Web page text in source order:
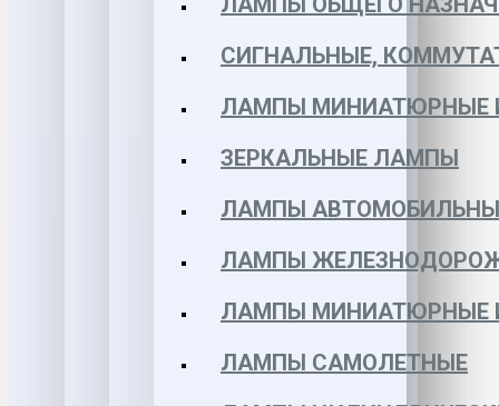
СИГНАЛЬНЫЕ,
ЛАМПЫ МИНИАТЮРНЫЕ
ЗЕРКАЛЬНЫЕ ЛАМПЫ
ЛАМПЫ
ЛАМПЫ
ЛАМПЫ МИНИАТЮРНЫЕ
ЛАМПЫ САМОЛЕТНЫЕ